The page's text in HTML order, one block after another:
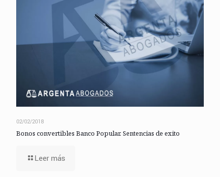
02/02/2018
Bonos convertibles Banco Popular. Sentencias de exito
Leer más